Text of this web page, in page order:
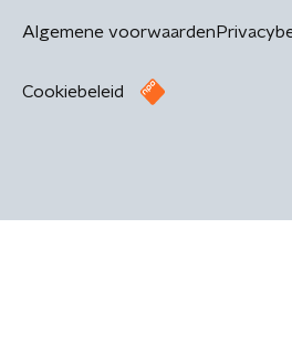
Algemene voorwaarden
Cookiebeleid